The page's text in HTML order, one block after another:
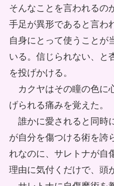
そんなことを言われるの
手足が異形であると言わ
自身にとって使うことが
いる。信じられない、と
を投げかける。
カクヤはその瞳の色に
げられる痛みを覚えた。
誰かに愛されると同時
が自分を傷つける術を誇
れなのに、サレトナが自
理由に気付くだけで、頭